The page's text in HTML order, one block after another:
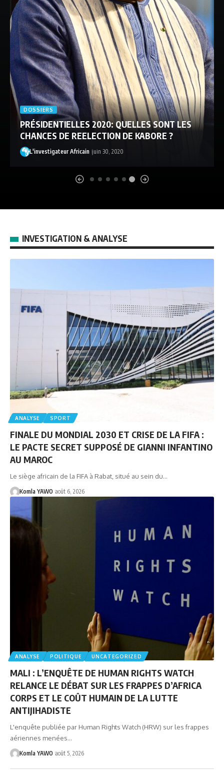
DOSSIERS
PRÉSIDENTIELLES 2020: QUELLES SONT LES
CHANCES DE REELECTION DE KABORE ?
L'investigateur Africain juin 30, 2020
INVESTIGATION & ANALYSE
ANALYSE SPORT
FINALE DU MONDIAL 2030 ET CRISE DE LA FIFA :
LE PACTE SECRET SUPPOSÉ DE GIANNI INFANTINO
AU MAROC
Le siège africain de la FIFA à Rabat, situé au sein du…
Komla YAWO août 6, 2026
ANALYSE POLITIQUE UNCATEGORIZED
MALI : L’ENQUÊTE DE HUMAN RIGHTS WATCH
RELANCE LE DÉBAT SUR LES FRAPPES D’AFRICA
CORPS ET LE COÛT HUMAIN DE LA LUTTE
ANTIJIHADISTE
L'enquête publiée par Human Rights Watch (HRW) sur les frappes
aériennes menées…
Komla YAWO août 5, 2026